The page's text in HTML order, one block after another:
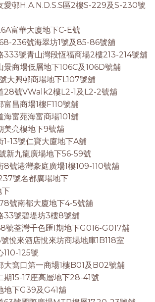
愛邨H.A.N.D.S.S區2樓S-229及S-230號
富華大廈地下C-E號
236號海翠坊1號及85-86號舖
333號青山灣段恆福商場2樓213-214號舖
景商場低層地下106C及106D號舖
大興邨商場地下L107號舖
28號VWalk2樓L2-1及L2-2號舖
昌商場1樓F110號舖
海富苑海富商場101舖
美亮樓地下9號舖
1-13號仁寶大廈地下A舖
新九龍廣場地下56-59號
8號港灣豪庭廣場1樓109-110號舖
號名都廣場地下
下
號南都大廈地下4-5號舖
33號碧堤坊3樓8號舖
號荃灣千色匯I期地下G016-G017舖
悅來酒店悅來坊商場地庫1B118室
110-125號
大窩口第一商場1樓B01及B02號舖
期15-17座高層地下28-41號
地下G39及G41舖